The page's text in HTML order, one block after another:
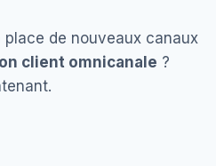
de nouveaux canaux
client omnicanale ?